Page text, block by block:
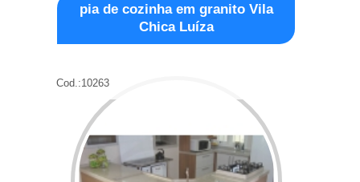
pia de cozinha em granito Vila
Chica Luíza
Cod.:10263